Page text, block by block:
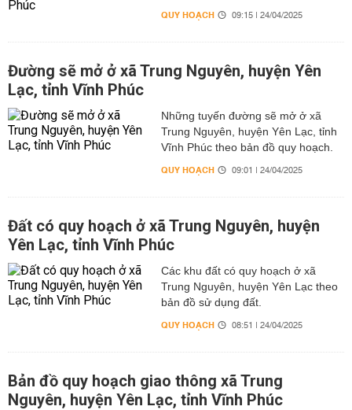
QUY HOẠCH 09:15 | 24/04/2025
Đường sẽ mở ở xã Trung Nguyên, huyện Yên
Lạc, tỉnh Vĩnh Phúc
Những tuyến đường sẽ mở ở xã
Trung Nguyên, huyện Yên Lạc, tỉnh
Vĩnh Phúc theo bản đồ quy hoạch.
QUY HOẠCH 09:01 | 24/04/2025
Đất có quy hoạch ở xã Trung Nguyên, huyện
Yên Lạc, tỉnh Vĩnh Phúc
Các khu đất có quy hoạch ở xã
Trung Nguyên, huyện Yên Lạc theo
bản đồ sử dụng đất.
QUY HOẠCH 08:51 | 24/04/2025
Bản đồ quy hoạch giao thông xã Trung
Nguyên, huyện Yên Lạc, tỉnh Vĩnh Phúc